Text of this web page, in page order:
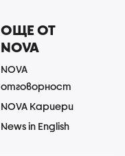
ОЩЕ ОТ
NOVA
NOVA
отговорност
NOVA Кариери
News in English